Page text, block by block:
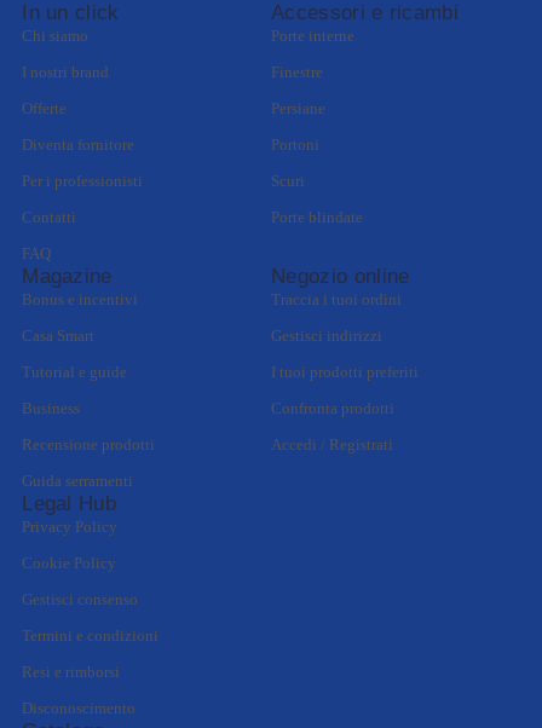
In un click
Chi siamo
I nostri brand
Offerte
Diventa fornitore
Per i professionisti
Contatti
FAQ
Accessori e ricambi
Porte interne
Finestre
Persiane
Portoni
Scuri
Porte blindate
Magazine
Bonus e incentivi
Casa Smart
Tutorial e guide
Business
Recensione prodotti
Guida serramenti
Negozio online
Traccia i tuoi ordini
Gestisci indirizzi
I tuoi prodotti preferiti
Confronta prodotti
Accedi / Registrati
Legal Hub
Privacy Policy
Cookie Policy
Gestisci consenso
Termini e condizioni
Resi e rimborsi
Disconoscimento